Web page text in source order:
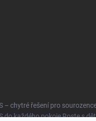
– chytré řešení pro
do každého pokoje Roste s